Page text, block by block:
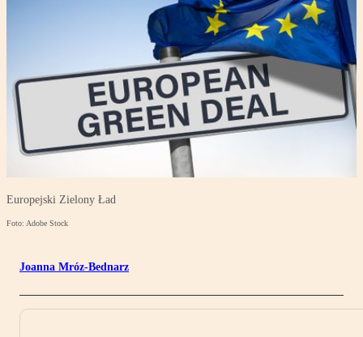
Europejski Zielony Ład
Foto: Adobe Stock
Joanna Mróz-Bednarz